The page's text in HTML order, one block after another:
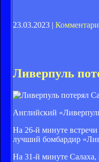
23.03.2023 |
Ливерпуль
Английский
На 26-й минуте
лучший бомбардир
На 31-й минуте Салаха,